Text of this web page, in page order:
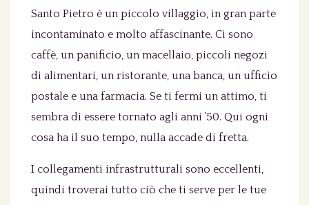
Santo Pietro è un piccolo villaggio, in gran parte
incontaminato e molto affascinante. Ci sono
caffè, un panificio, un macellaio, piccoli negozi
di alimentari, un ristorante, una banca, un ufficio
postale e una farmacia. Se ti fermi un attimo, ti
sembra di essere tornato agli anni ’50. Qui ogni
cosa ha il suo tempo, nulla accade di fretta.
I collegamenti infrastrutturali sono eccellenti,
quindi troverai tutto ciò che ti serve per le tue